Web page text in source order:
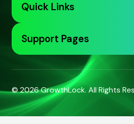
Quick Links
Support Pages
© 2026GrowthLock. All Rights